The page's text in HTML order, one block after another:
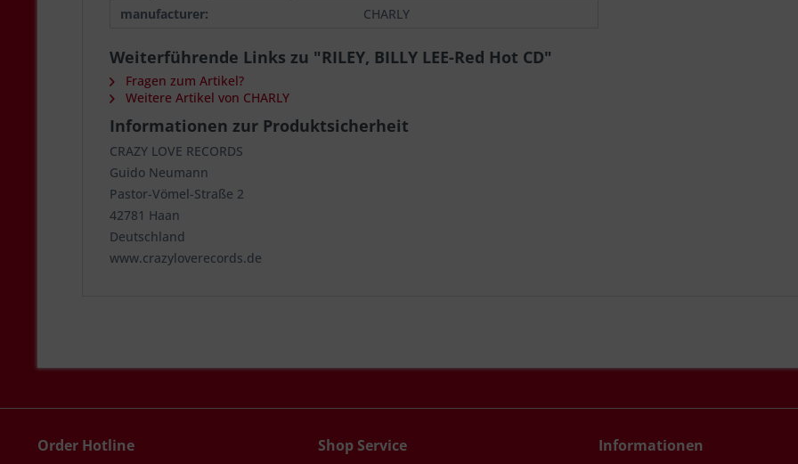
manufacturer:
CHARLY
Weiterführende Links zu "RILEY, BILLY LEE-Red Hot CD"
Fragen zum Artikel?
Weitere Artikel von CHARLY
Informationen zur Produktsicherheit
CRAZY LOVE RECORDS
Guido Neumann
Pastor-Vömel-Straße 2
42781 Haan
Deutschland
www.crazyloverecords.de
Order Hotline Shop Service Informationen